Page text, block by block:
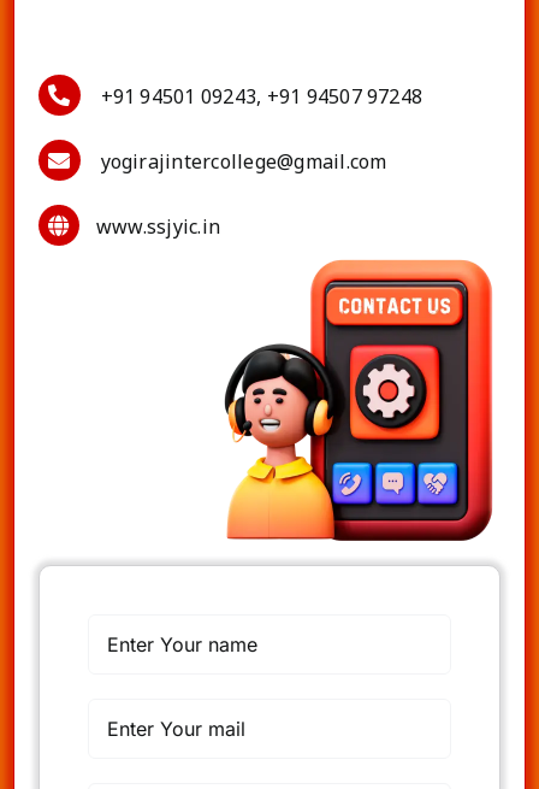
+91 94501 09243, +91 94507 97248
yogirajintercollege@gmail.com
www.ssjyic.in